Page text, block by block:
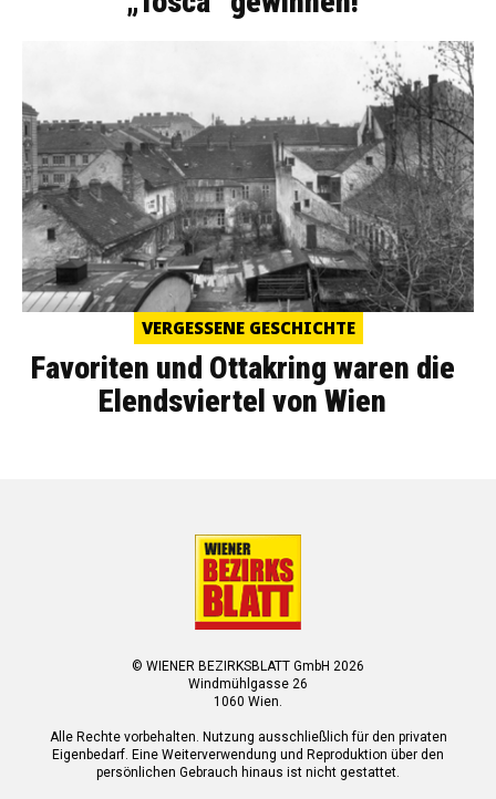
VERGESSENE GESCHICHTE
Favoriten und Ottakring waren die
Elendsviertel von Wien
© WIENER BEZIRKSBLATT GmbH 2026
Windmühlgasse 26
1060 Wien.
Alle Rechte vorbehalten. Nutzung ausschließlich für den privaten
Eigenbedarf. Eine Weiterverwendung und Reproduktion über den
persönlichen Gebrauch hinaus ist nicht gestattet.